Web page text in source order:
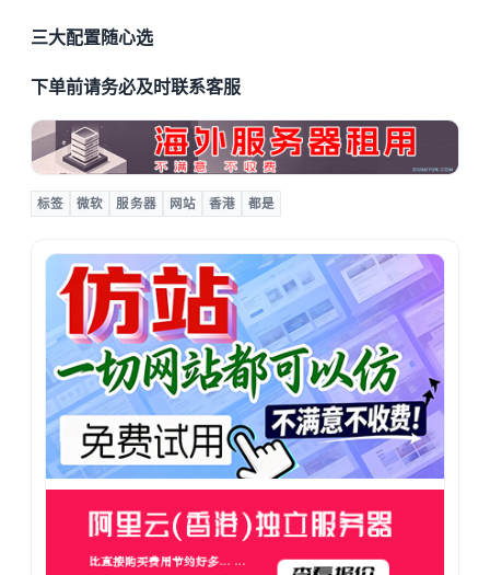
三大配置随心选
下单前请务必及时联系客服
标签 微软 服务器 网站 香港 都是